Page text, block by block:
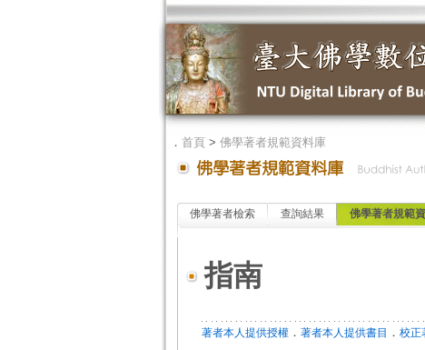
． 首頁> 佛學著者規範資料庫
佛學著者檢索 查詢結果 佛學著者規範
指南
著者本人提供授權． 著者本人提供書目 ． 校正